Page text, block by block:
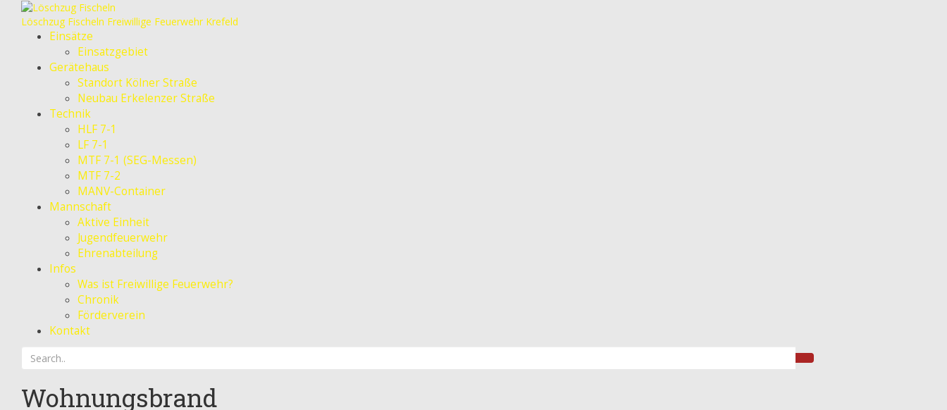
Löschzug Fischeln Freiwillige Feuerwehr Krefeld
Einsätze
Einsatzgebiet
Gerätehaus
Standort Kölner Straße
Neubau Erkelenzer Straße
Technik
HLF 7-1
LF 7-1
MTF 7-1 (SEG-Messen)
MTF 7-2
MANV-Container
Mannschaft
Aktive Einheit
Jugendfeuerwehr
Ehrenabteilung
Infos
Was ist Freiwillige Feuerwehr?
Chronik
Förderverein
Kontakt
Wohnungsbrand